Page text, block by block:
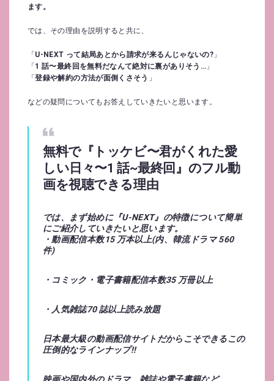
ます。
では、その理由を説明すると共に、
「U-NEXT って結局あとから請求が来るんじゃないの? 」
「1 話〜最終回を無料だなんて絶対に裏がありそう… 」
「登録や解約の方法が面倒くさそう 」
などの疑問についてもお答えしていきたいと思います。
無料で『トッケビ〜君がくれた愛
しい日々〜1 話~最終回』のフル動
画を視聴できる理由
では、まず始めに『U-NEXT』の特徴について簡単
にご紹介していきたいと思います。
・動画配信本数15 万本以上(内、韓流ドラマ 560
件)
・コミック・電子書籍配信本数35 万冊以上
・人気雑誌70 誌以上読み放題
日本最大級の動画配信サイトだからこそできるこの
圧倒的なラインナップ!!
映画や国内外のドラマ、雑誌や電子書籍など、